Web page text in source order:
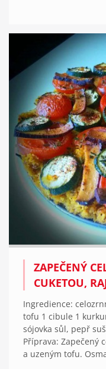
ZAPEČENÝ
CUKETOU,
Ingredience:
tofu 1 cibule 1
sójovka sůl, pepř
Příprava: Zapečený
a uzeným tofu.